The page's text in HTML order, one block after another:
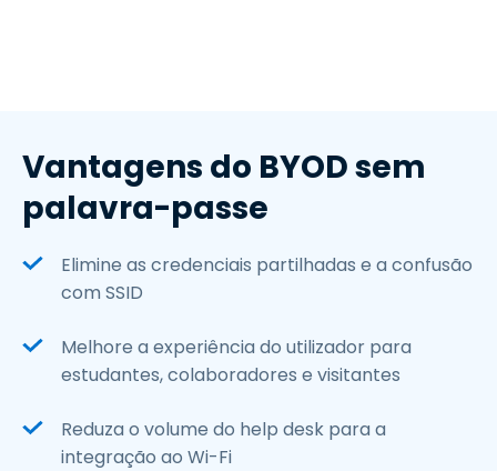
Vantagens do BYOD sem
palavra-passe
Elimine as credenciais partilhadas e a confusão
com SSID
Melhore a experiência do utilizador para
estudantes, colaboradores e visitantes
Reduza o volume do help desk para a
integração ao Wi-Fi